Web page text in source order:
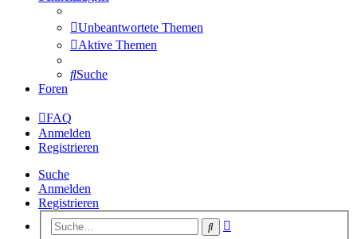
Unbeantwortete Themen
Aktive Themen
Suche
Foren
FAQ
Anmelden
Registrieren
Suche
Anmelden
Registrieren
Suche